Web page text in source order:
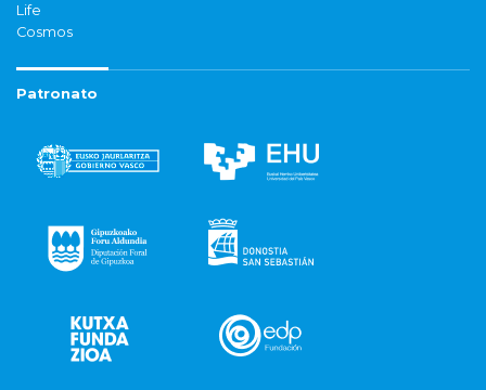
Life
Cosmos
Patronato